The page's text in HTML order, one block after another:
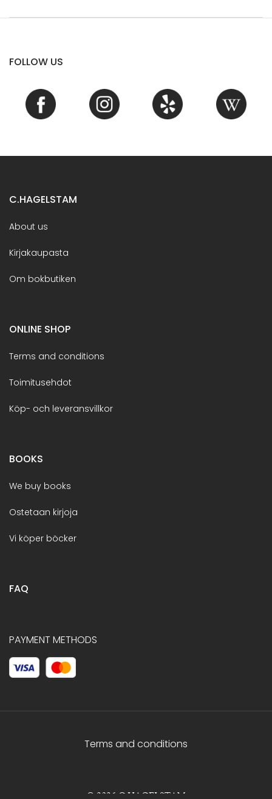
FOLLOW US
C.HAGELSTAM
About us
Kirjakaupasta
Om bokbutiken
ONLINE SHOP
Terms and conditions
Toimitusehdot
Köp- och leveransvillkor
BOOKS
We buy books
Ostetaan kirjoja
Vi köper böcker
FAQ
PAYMENT METHODS
Terms and conditions
© 2026 C.HAGELSTAM